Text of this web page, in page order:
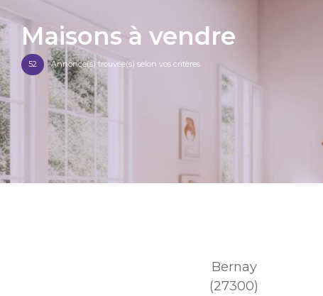
Maisons à vendre
52 Annonce(s) trouvée(s) selon vos critères
Bernay
(27300)